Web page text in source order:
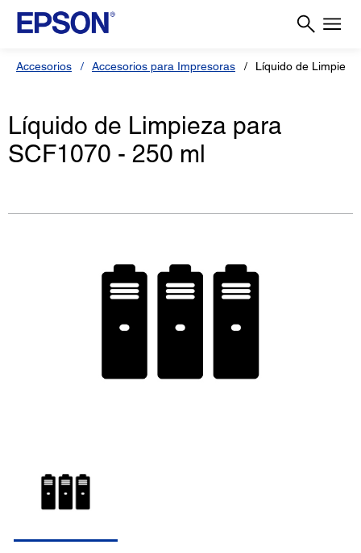
Accesorios Accesorios para Impresoras Líquido de
Líquido de Limpieza para
SCF1070 - 250 ml